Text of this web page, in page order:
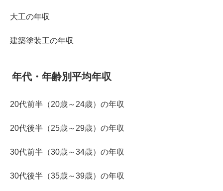
大工の年収
建築塗装工の年収
年代・年齢別平均年収
20代前半（20歳～24歳）の年収
20代後半（25歳～29歳）の年収
30代前半（30歳～34歳）の年収
30代後半（35歳～39歳）の年収